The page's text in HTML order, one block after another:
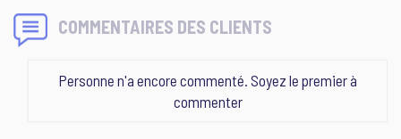
COMMENTAIRES DES CLIENTS
Personne n'a encore commenté. Soyez le premier à
commenter